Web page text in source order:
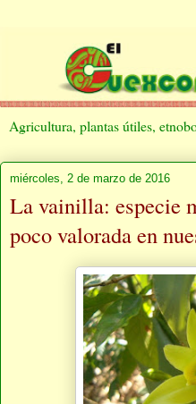
Agricultura, plantas útiles,
miércoles, 2 de marzo de 2016
La vainilla: especie
poco valorada en